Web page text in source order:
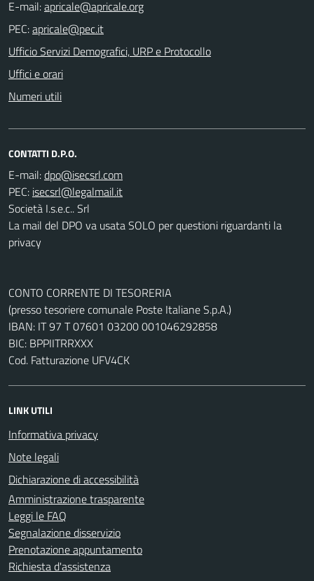
E-mail:
PEC:
Ufficio Servizi Demografici, URP e Protocollo
Uffici e orari
Numeri utili
CONTATTI D.P.O.
E-mail:
PEC:
Società I.s.e.c.. Srl
La mail del DPO va usata SOLO per questioni riguardanti la
privacy
CONTO CORRENTE DI TESORERIA
(presso tesoriere comunale Poste Italiane S.p.A.)
IBAN: IT 97 T 07601 03200 001046292858
BIC: BPPIITRRXXX
Cod. Fatturazione UFV4CK
LINK UTILI
Informativa privacy
Note legali
Dichiarazione di accessibilità
Amministrazione trasparente
Leggi le FAQ
Segnalazione disservizio
Prenotazione appuntamento
Richiesta d'assistenza